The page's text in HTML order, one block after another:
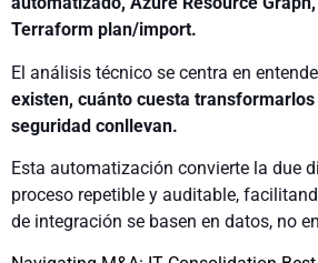
Terraform plan/import.
El análisis técnico se centra en
existen, cuánto cuesta
seguridad conllevan.
Esta automatización convierte la due
proceso repetible y auditable,
de integración se basen en datos, no